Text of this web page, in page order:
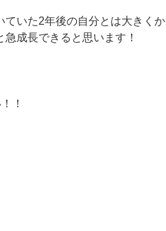
いた2年後の自分とは大きくか
成長できると思います！
！